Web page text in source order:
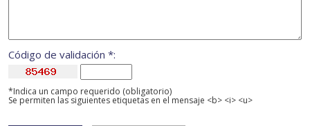
Código de validación *:
*Indica un campo requerido (obligatorio)
Se permiten las siguientes etiquetas en el mensaje <b> <i> <u>